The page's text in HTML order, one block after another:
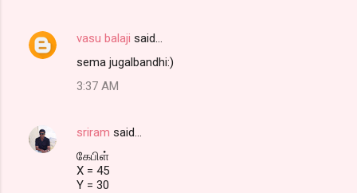
vasu balaji said…
sema jugalbandhi:)
3:37 AM
sriram said…
கேபிள்
X = 45
Y = 30